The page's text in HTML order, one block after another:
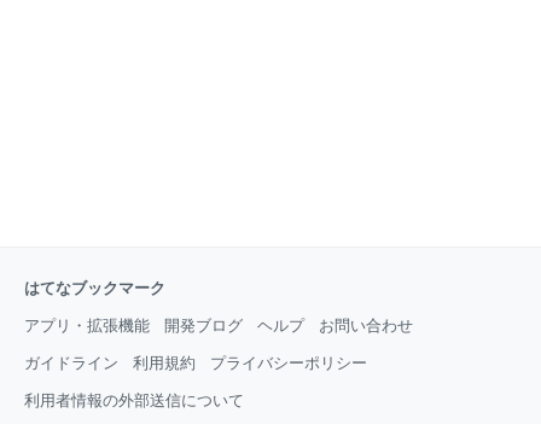
はてなブックマーク
アプリ・拡張機能 開発ブログ ヘルプ お問い合わせ
ガイドライン 利用規約 プライバシーポリシー
利用者情報の外部送信について